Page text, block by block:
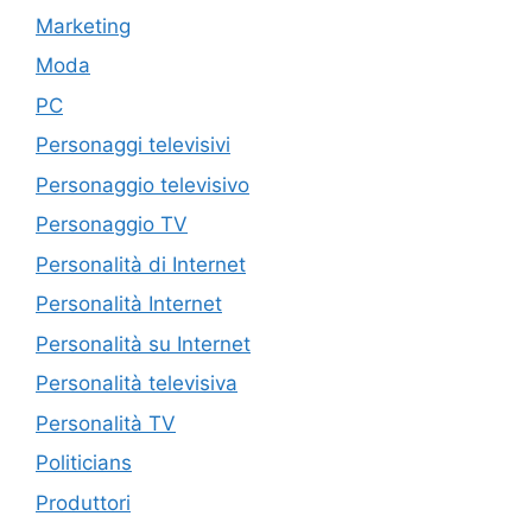
Marketing
Moda
PC
Personaggi televisivi
Personaggio televisivo
Personaggio TV
Personalità di Internet
Personalità Internet
Personalità su Internet
Personalità televisiva
Personalità TV
Politicians
Produttori